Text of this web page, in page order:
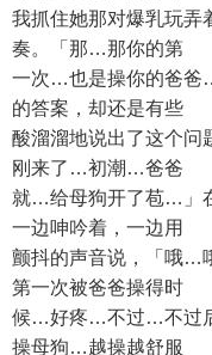
我抓住她那对爆乳玩弄
奏。「那…那你的第
一次…也是操你的爸爸
的答案，却还是有些
酸溜溜地说出了这个
刚来了…初潮…爸爸
就…给母狗开了苞…」
一边呻吟着，一边用
颤抖的声音说，「哦
第一次被爸爸操得时
候…好疼…不过…不过
操母狗…越操越舒服